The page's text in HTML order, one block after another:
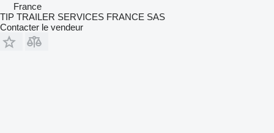
France
TIP TRAILER SERVICES FRANCE SAS
Contacter le vendeur